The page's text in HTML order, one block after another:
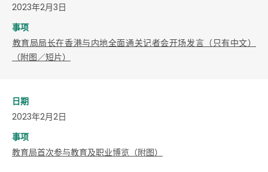
2023年2月3日
事项
​教育局局长在香港与内地全面通关记者会开场发言（只有中文）
（附图／短片）
日期
2023年2月2日
事项
教育局首次参与教育及职业博览（附图）